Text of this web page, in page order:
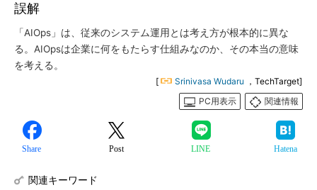
誤解
「AIOps」は、従来のシステム運用とは考え方が根本的に異な
る。AIOpsは企業に何をもたらす仕組みなのか、その本当の意味
を考える。
[ Srinivasa Wudaru ，TechTarget]
PC用表示
関連情報
Share Post LINE Hatena
関連キーワード